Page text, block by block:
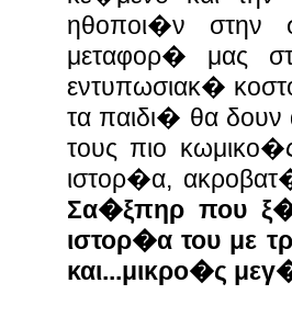
ηθοποι�ν στην
μεταφορ� μας
εντυπωσιακ�
τα παιδι� θα
τους πιο
ιστορ�α,
Σα�ξπηρ που
ιστορ�α του με
και...μικρο�ς